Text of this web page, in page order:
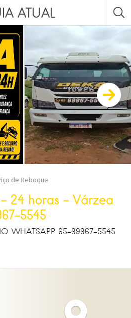
ATUAL
de Reboque
24 horas – Várzea
5545
WHATSAPP 65-99967-5545